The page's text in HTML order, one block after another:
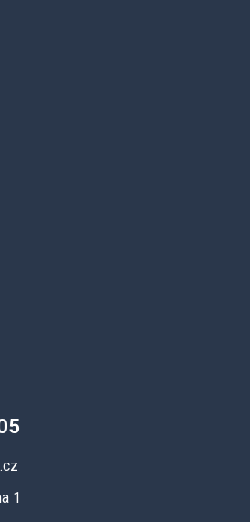
1